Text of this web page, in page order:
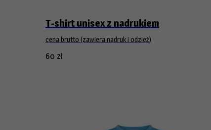
T-shirt unisex z nadrukiem
cena brutto (zawiera nadruk i odzież)
60 zł